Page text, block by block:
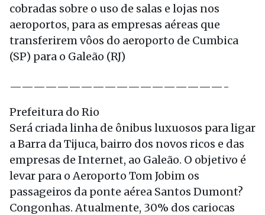
cobradas sobre o uso de salas e lojas nos
aeroportos, para as empresas aéreas que
transferirem vôos do aeroporto de Cumbica
(SP) para o Galeão (RJ)
——————————————————-
Prefeitura do Rio
Será criada linha de ônibus luxuosos para ligar
a Barra da Tijuca, bairro dos novos ricos e das
empresas de Internet, ao Galeão. O objetivo é
levar para o Aeroporto Tom Jobim os
passageiros da ponte aérea Santos Dumont?
Congonhas. Atualmente, 30% dos cariocas